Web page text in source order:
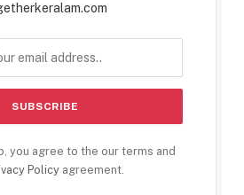
you agree to the our terms and
Policyagreement.